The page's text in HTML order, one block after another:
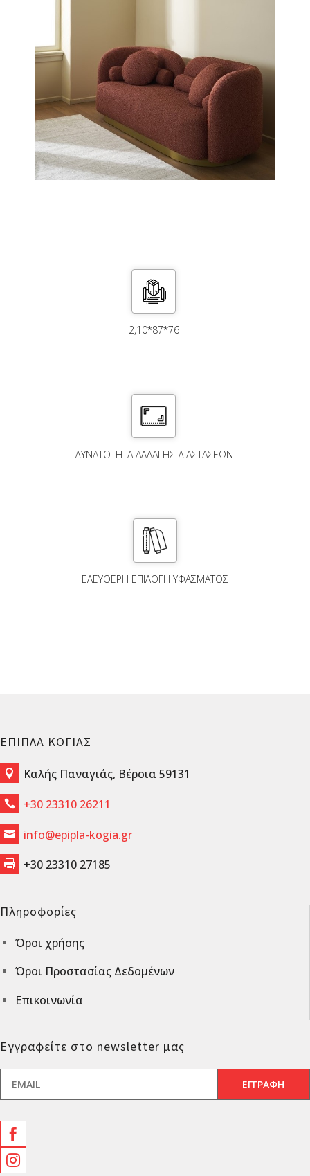
2,10*87*76
ΔΥΝΑΤΌΤΗΤΑ ΑΛΛΑΓΉΣ ΔΙΑΣΤΆΣΕΩΝ
ΕΛΕΎΘΕΡΗ ΕΠΙΛΟΓΉ ΥΦΆΣΜΑΤΟΣ
ΕΠΙΠΛΑ ΚΟΓΙΑΣ
 Καλής Παναγιάς, Βέροια 59131
 +30 23310 26211
 info@epipla-kogia.gr
 +30 23310 27185
Πληροφορίες
^ Όροι χρήσης
^ Όροι Προστασίας Δεδομένων
^ Επικοινωνία
Εγγραφείτε στο newsletter μας

